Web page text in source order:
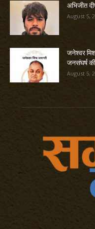
अभिजीत
August 5,
जनेश्वर
जनसंघर्ष
August 5,